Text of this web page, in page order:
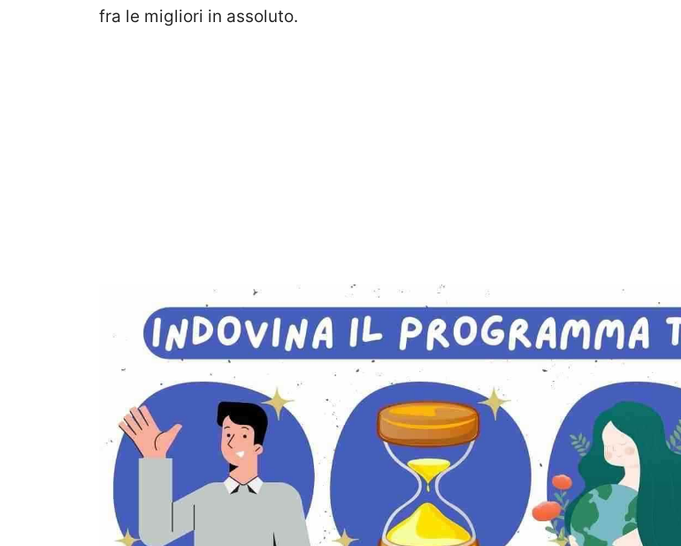
fra le migliori in assoluto.